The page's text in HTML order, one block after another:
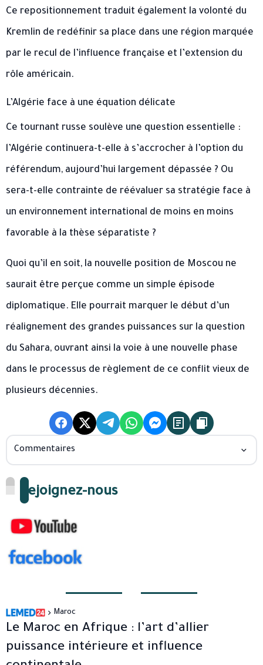
Ce repositionnement traduit également la volonté du
Kremlin de redéfinir sa place dans une région marquée
par le recul de l’influence française et l’extension du
rôle américain.
L’Algérie face à une équation délicate
Ce tournant russe soulève une question essentielle :
l’Algérie continuera-t-elle à s’accrocher à l’option du
référendum, aujourd’hui largement dépassée ? Ou
sera-t-elle contrainte de réévaluer sa stratégie face à
un environnement international de moins en moins
favorable à la thèse séparatiste ?
Quoi qu’il en soit, la nouvelle position de Moscou ne
saurait être perçue comme un simple épisode
diplomatique. Elle pourrait marquer le début d’un
réalignement des grandes puissances sur la question
du Sahara, ouvrant ainsi la voie à une nouvelle phase
dans le processus de règlement de ce conflit vieux de
plusieurs décennies.
Commentaires
Rejoignez-nous
Maroc
Le Maroc en Afrique : l’art d’allier
puissance intérieure et influence